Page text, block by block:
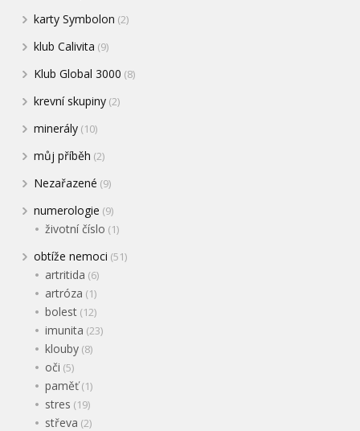
karty Symbolon (2)
klub Calivita (9)
Klub Global 3000 (8)
krevní skupiny (2)
minerály (10)
můj příběh (2)
Nezařazené (9)
numerologie (9)
životní číslo (1)
obtíže nemoci (51)
artritida (6)
artróza (1)
bolest (12)
imunita (23)
klouby (8)
oči (5)
paměť(1)
stres (19)
střeva (2)